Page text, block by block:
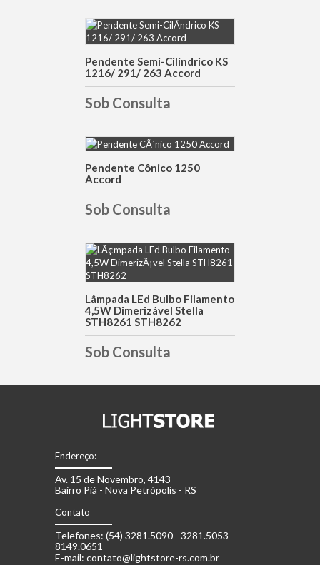
DETALHES
Pendente Semi-Cilíndrico KS
1216/ 291/ 263 Accord
Sob Consulta
DETALHES
Pendente Cônico 1250
Accord
Sob Consulta
Lâmpada LEd Bulbo Filamento
4,5W Dimerizável Stella
STH8261 STH8262
Sob Consulta
Endereço:
Av. 15 de Novembro, 4143
Bairro Piá - Nova Petrópolis - RS
Contato
Telefones: (54) 3281.5090 - 3281.5053 -
8149.0651
E-mail: contato@lightstore-rs.com.br